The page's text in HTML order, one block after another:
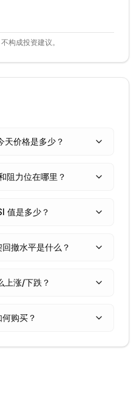
构成投资建议。
天价格是多少？
阻力位在哪里？
值是多少？
撤水平是什么？
上涨/下跌？
购买？